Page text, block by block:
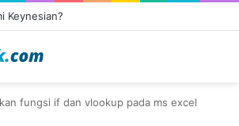
Keynesian?
fungsi if dan vlookup pada ms excel